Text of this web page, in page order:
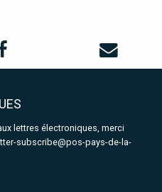
lettres électroniques, merci
subscribe@pos-pays-de-la-